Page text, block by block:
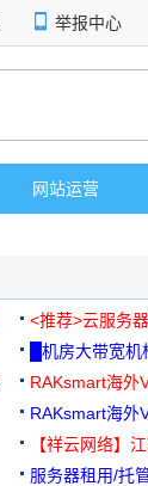
举报中心
网站运营
<推荐>云服务
█机房大带宽
RAKsmart海外
用★
RAKsmart海外
用★
【祥云网络】
服务器租用/托